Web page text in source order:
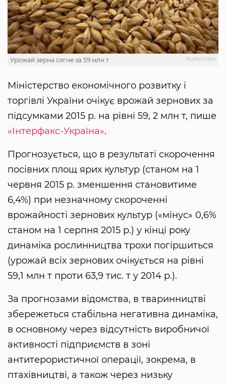
Кurkul.com
Урожай зерна сягне за 59 млн т
Міністерство економічного розвитку і
торгівлі України очікує врожай зернових за
підсумками 2015 р. на рівні 59, 2 млн т, пише
«Інтерфакс-Україна».
Прогнозується, що в результаті скорочення
посівних площ ярих культур (станом на 1
червня 2015 р. зменшення становитиме
6,4%) при незначному скороченні
врожайності зернових культур («мінус» 0,6%
станом на 1 серпня 2015 р.) у кінці року
динаміка рослинництва трохи погіршиться
(урожай всіх зернових очікується на рівні
59,1 млн т проти 63,9 тис. т у 2014 р.).
За прогнозами відомства, в тваринництві
збережеться стабільна негативна динаміка,
в основному через відсутність виробничої
активності підприємств в зоні
антитерористичної операції, зокрема, в
птахівництві, а також через низьку